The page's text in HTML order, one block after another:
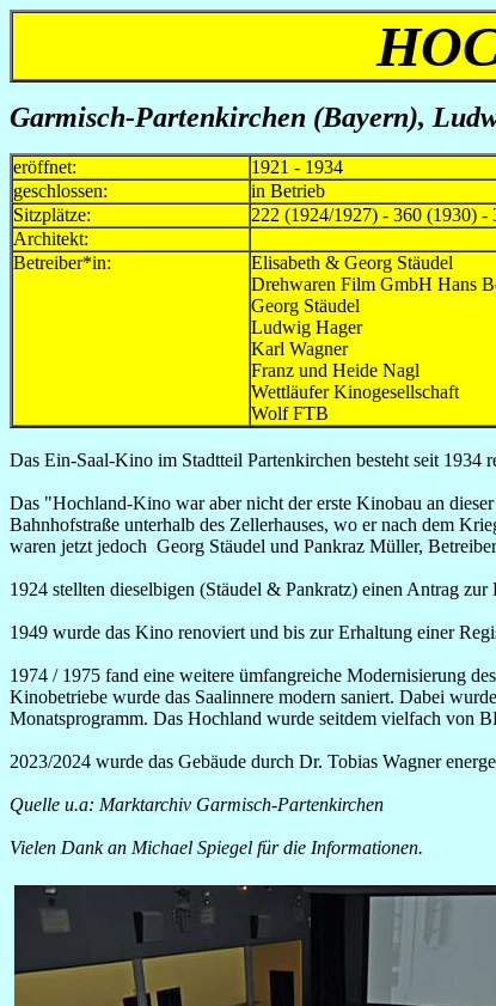
Garmisch-Partenkirchen (Bayern),
eröffnet:
1921 - 1934
geschlossen:
in Betrieb
Sitzplätze:
222 (1924/1927) - 360 (1930)
Architekt:
Betreiber*in:
Elisabeth & Georg
Drehwaren Film GmbH Hans
Georg Stäudel
Ludwig Hager
Karl Wagner
Franz und Heide
Wettläufer
Wolf FTB seit 2000
Das Ein-Saal-Kino im Stadtteil Partenkirchen besteht seit 1934
Das "Hochland-Kino war aber nicht der erste Kinobau an
Bahnhofstraße unterhalb des Zellerhauses, wo er nach dem
waren jetzt jedoch Georg Stäudel und Pankraz Müller,
1924 stellten dieselbigen (Stäudel & Pankratz) einen Antrag
1949 wurde das Kino renoviert und bis zur Erhaltung einer
1974 / 1975 fand eine weitere ümfangreiche Modernisierung
Kinobetriebe wurde das Saalinnere modern saniert. Dabei
Monatsprogramm. Das Hochland wurde seitdem vielfach von
2023/2024 wurde das Gebäude durch Dr. Tobias Wagner
Quelle u.a: Marktarchiv Garmisch-Partenkirchen
Vielen Dank an Michael Spiegel für die Informationen.